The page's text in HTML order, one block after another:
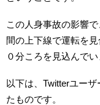
この人身事故の影響
間の上下線で運転を
０分ころを見込んでい
以下は、Twitterユー
たものです。